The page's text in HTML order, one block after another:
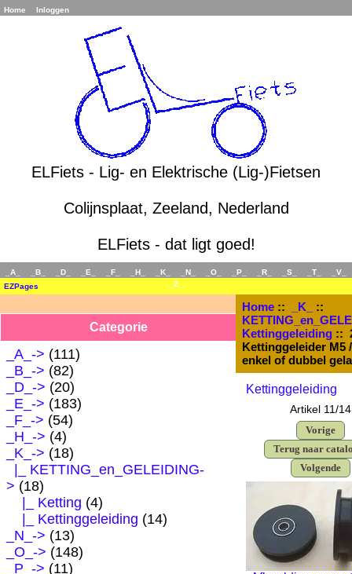
Home Inloggen
ELFiets - Lig- en Elektrische (Lig-)Fietsen
Colijnsplaat, Zeeland, Nederland
ELFiets - dat ligt goed!
_A_ _B_ _D_ _E_ _F_ _H_ _K_ _N_ _O_ _P_ _R_ _S_ _T_
_V_
_Z_
EZPages
Categorie
_A_-> (111)
_B_-> (82)
_D_-> (20)
_E_-> (183)
_F_-> (54)
_H_-> (4)
_K_-> (18)
|_ KETTING_en_GELEIDING-
> (18)
|_ Ketting (4)
|_ Kettinggeleiding (14)
_N_-> (13)
_O_-> (148)
_P_-> (11)
Home:: _K_
::
Kettinggeleiding::
Kettinggeleider M5
enkel of dubbel
Kettinggeleiding
Artikel 11/14
Vorige
Terug naar
Volgende